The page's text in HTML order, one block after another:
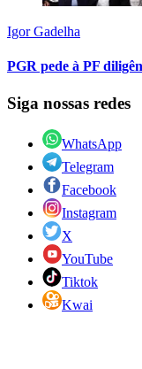
Igor Gadelha
PGR pede à PF
Siga nossas redes
WhatsApp
Telegram
Facebook
Instagram
X
YouTube
Tiktok
Kwai